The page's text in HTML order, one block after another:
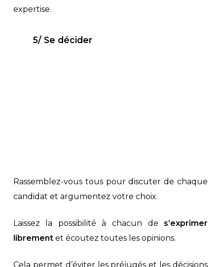
expertise.
5/ Se décider
Rassemblez-vous tous pour discuter de chaque
candidat et argumentez votre choix.
Laissez la possibilité à chacun de s’exprimer
librementet écoutez toutes les opinions.
Cela permet d’éviter les préjugés et les décisions